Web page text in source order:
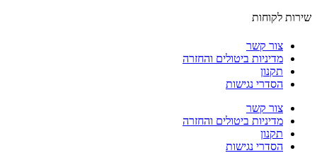
לקוחות
צור קשר
מדיניות ביטולים והחזרה
תקנון
הסדרי נגישות
צור קשר
מדיניות ביטולים והחזרה
תקנון
הסדרי נגישות